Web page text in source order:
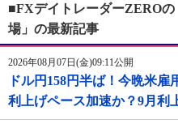
■FXデイトレーダーZERO
場」の最新記事
2026年08月07日(金)09:11公開
ドル円158円半ば！今晩米
利上げペース加速か？9月利